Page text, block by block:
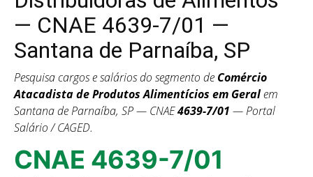
— CNAE 4639-7/01 —
Santana de Parnaíba, SP
Pesquisa cargos e salários do segmento de Comércio
Atacadista de Produtos Alimentícios em Geralem
Santana de Parnaíba, SP — CNAE4639-7/01 — Portal
Salário / CAGED.
CNAE 4639-7/01